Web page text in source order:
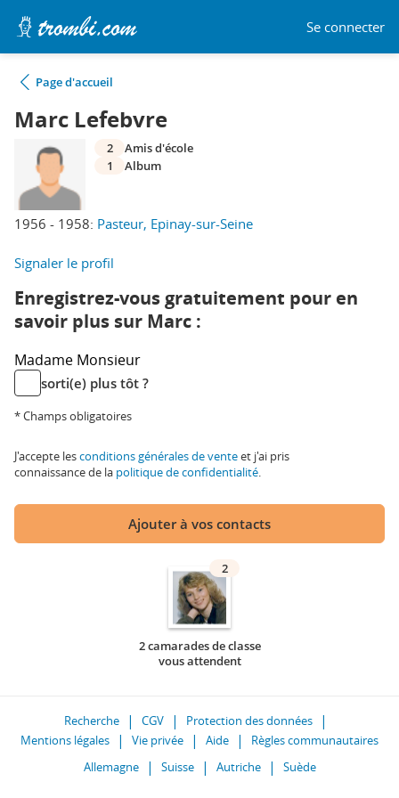
Se connecter
Page d'accueil
Marc Lefebvre
1956 - 1958: Pasteur, Epinay-sur-Seine
2
Amis d'école
1
Album
Signaler le profil
Enregistrez-vous gratuitement pour en
savoir plus sur Marc :
Madame Monsieur
sorti(e) plus tôt ?
* Champs obligatoires
J'accepte lesconditions générales de venteet j'ai pris
connaissance de la politique de confidentialité.
Ajouter à vos contacts
2
2 camarades de classe
vous attendent
Recherche CGV
Protection des données
Mentions légales
Vie privée Aide
Règles communautaires
Allemagne
Suisse Autriche Suède